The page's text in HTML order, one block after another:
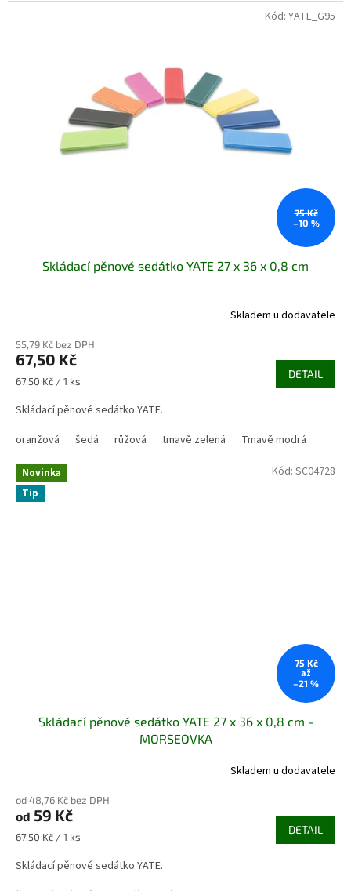
75 Kč
–10 %
Skládací pěnové sedátko YATE 27 x 36 x 0,8 cm
Skladem u dodavatele
55,79 Kč bez DPH
67,50 Kč
Měrná
67,50 Kč / 1 ks
DETAIL
Skládací pěnové sedátko YATE.
oranžová
šedá růžová tmavě zelená Tmavě modrá
Kód: YATE_G95
Novinka
Tip
75 Kč
až
–21 %
Skládací pěnové sedátko YATE 27 x 36 x 0,8 cm -
MORSEOVKA
Skladem u dodavatele
od 48,76 Kč bez DPH
od 59 Kč
Měrná
67,50 Kč / 1 ks
DETAIL
Skládací pěnové sedátko YATE.
Kód: SC04728